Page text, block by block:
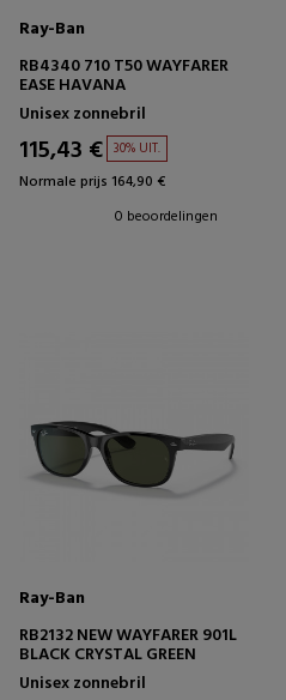
Ray-Ban
RB4340 710 T50 WAYFARER
EASE HAVANA
Unisex zonnebril
115,43 € 30% UIT.
Normale prijs 164,90 €
0 beoordelingen
Ray-Ban
RB2132 NEW WAYFARER 901L
BLACK CRYSTAL GREEN
Unisex zonnebril